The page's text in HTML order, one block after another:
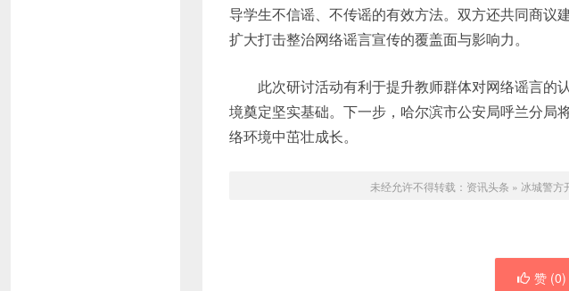
导学生不信谣、不传谣的有效方法。双方还共同商议
扩大打击整治网络谣言宣传的覆盖面与影响力。
此次研讨活动有利于提升教师群体对网络谣言的
境奠定坚实基础。下一步，哈尔滨市公安局呼兰分局
络环境中茁壮成长。
未经允许不得转载： 资讯头条 » 冰城警方
赞 (0)